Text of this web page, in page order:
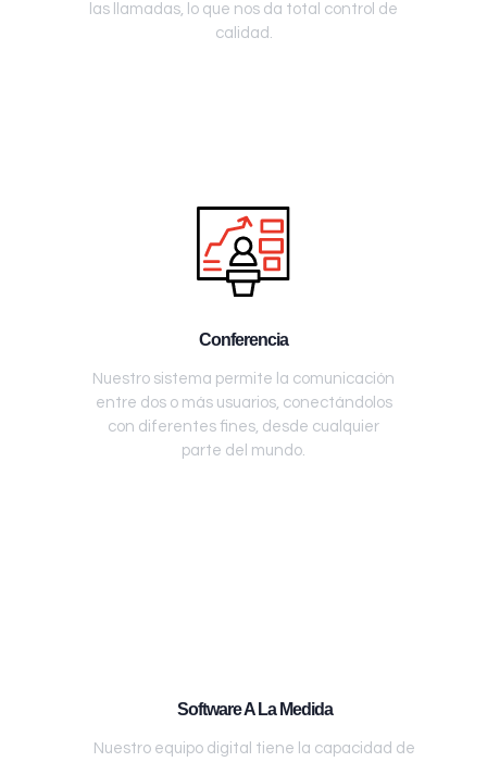
las llamadas, lo que nos da total control de
calidad.
Conferencia
Nuestro sistema permite la comunicación
entre dos o más usuarios, conectándolos
con diferentes fines, desde cualquier
parte del mundo.
Software A La Medida
Nuestro equipo digital tiene la capacidad de